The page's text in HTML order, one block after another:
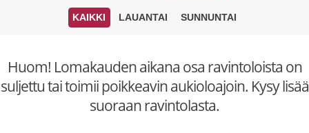
KAIKKI LAUANTAI SUNNUNTAI
Huom! Lomakauden aikana osa ravintoloista on
suljettu tai toimii poikkeavin aukioloajoin. Kysy lisää
suoraan ravintolasta.